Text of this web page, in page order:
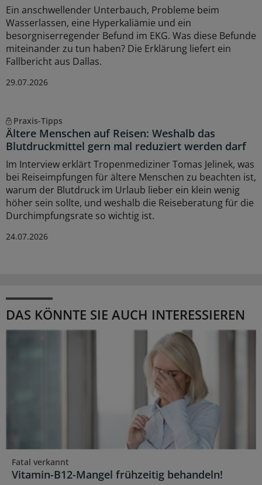
Ein anschwellender Unterbauch, Probleme beim
Wasserlassen, eine Hyperkaliämie und ein
besorgniserregender Befund im EKG. Was diese Befunde
miteinander zu tun haben? Die Erklärung liefert ein
Fallbericht aus Dallas.
29.07.2026
Praxis-Tipps
Ältere Menschen auf Reisen: Weshalb das
Blutdruckmittel gern mal reduziert werden darf
Im Interview erklärt Tropenmediziner Tomas Jelinek, was
bei Reiseimpfungen für ältere Menschen zu beachten ist,
warum der Blutdruck im Urlaub lieber ein klein wenig
höher sein sollte, und weshalb die Reiseberatung für die
Durchimpfungsrate so wichtig ist.
24.07.2026
DAS KÖNNTE SIE AUCH INTERESSIEREN
Fatal verkannt
Vitamin-B12-Mangel frühzeitig behandeln!